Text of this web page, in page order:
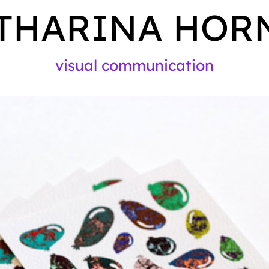
visual communication